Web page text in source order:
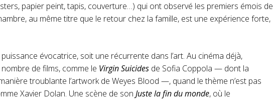
papier peint, tapis, couverture…) qui ont observé les premiers émois de
au même titre que le retour chez la famille, est une expérience forte,
évocatrice, soit une récurrente dans l’art. Au cinéma déjà,
de films, comme le Virgin Suicides de Sofia Coppola — dont la
troublante l’artwork de Weyes Blood —, quand le thème n’est pas
Xavier Dolan. Une scène de son Juste la fin du monde, où le